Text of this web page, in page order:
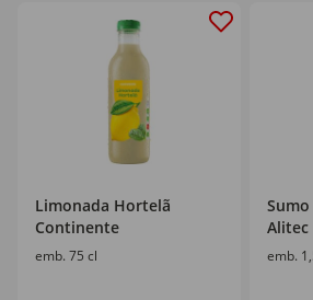
Limonada Hortelã
Continente
emb. 75 cl
Alitec
emb.